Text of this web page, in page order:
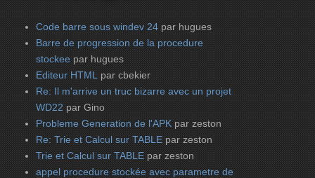
Code barre sous windev 24 par hugues
Barre de progression de la procedure
stockee par hugues
Editeur HTML par cbekier
Re: Il m'arrive un truc bizarre avec un projet
WD22 par Gino
Probleme Generation de l'APK par zeston
Re: Trie et Calcul sur TABLE par zeston
Trie et Calcul sur TABLE par zeston
appel procedure stockée avec parametre de